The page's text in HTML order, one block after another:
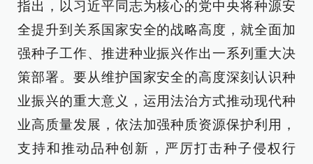
指出，以习近平同志为核心的党中央将种源安
全提升到关系国家安全的战略高度，就全面加
强种子工作、推进种业振兴作出一系列重大决
策部署。要从维护国家安全的高度深刻认识种
业振兴的重大意义，运用法治方式推动现代种
业高质量发展，依法加强种质资源保护利用，
支持和推动品种创新，严厉打击种子侵权行